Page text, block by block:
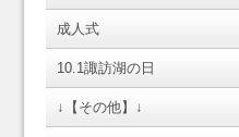
成人式
10.1諏訪湖の日
↓【その他】↓